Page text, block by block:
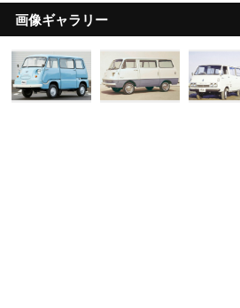
画像ギャラリー